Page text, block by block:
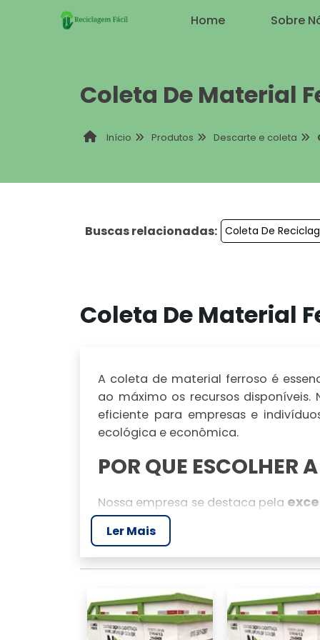
Home Sobre
Coleta De Material
Início Produtos Descarte e coleta
Buscas relacionadas: Coleta De
Coleta De Material
A coleta de material ferroso é
ao máximo os recursos disponíveis.
eficiente para empresas e
ecológica e econômica.
POR QUE ESCOLHER
Nossa empresa se destaca pela
Paulo. Garantimos que sua sucata seja
oferecendo o melhor preço do
Equipe especializada e treinada
Frota própria para coleta em
Parcerias com
mais de 50
materiais.
Ler Mais